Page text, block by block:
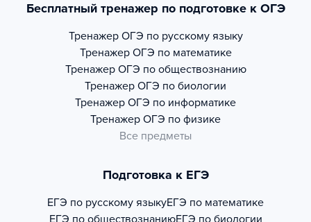
Бесплатный тренажер по подготовке к ОГЭ
Тренажер ОГЭ по русскому языку
Тренажер ОГЭ по математике
Тренажер ОГЭ по обществознанию
Тренажер ОГЭ по биологии
Тренажер ОГЭ по информатике
Тренажер ОГЭ по физике
Все предметы
Подготовка к ЕГЭ
ЕГЭ по русскому языкуЕГЭ по математике
ЕГЭ по обществознаниюЕГЭ по биологии